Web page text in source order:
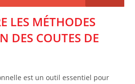
LES MÉTHODES
DES COUTES DE
est un outil essentiel pour